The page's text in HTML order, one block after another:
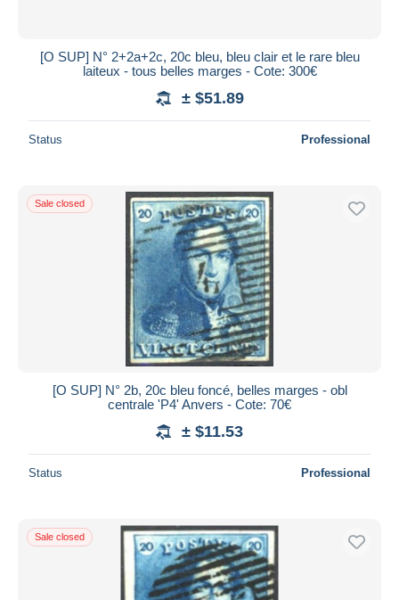
[O SUP] N° 2+2a+2c, 20c bleu, bleu clair et le rare bleu
laiteux - tous belles marges - Cote: 300€
± $51.89
Status Professional
Sale closed
[O SUP] N° 2b, 20c bleu foncé, belles marges - obl
centrale 'P4' Anvers - Cote: 70€
± $11.53
Status Professional
Sale closed